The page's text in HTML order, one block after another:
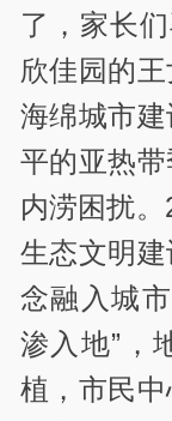
了，家长
欣佳园的
海绵城市
平的亚热
内涝困扰
生态文明
念融入城
渗入地”，
植，市民